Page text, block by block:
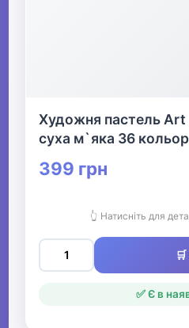
Художня пастель
суха м`яка 36
399 грн
👆 Натисніть для
✅ Є в